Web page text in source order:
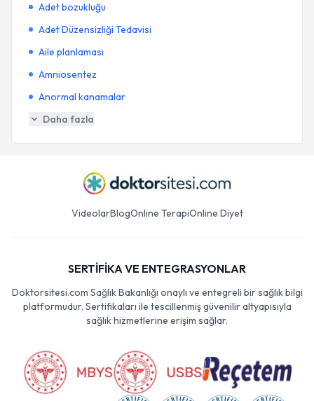
Adet bozukluğu
Adet Düzensizliği Tedavisi
Aile planlaması
Amniosentez
Anormal kanamalar
Daha fazla
VideolarBlogOnline TerapiOnline Diyet
SERTİFİKA VE ENTEGRASYONLAR
Doktorsitesi.com Sağlık Bakanlığı onaylı ve entegreli bir sağlık bilgi
platformudur. Sertifikaları ile tescillenmiş güvenilir altyapısıyla
sağlık hizmetlerine erişim sağlar.